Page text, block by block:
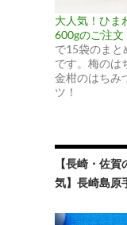
大人気！ひま
600gのご注文
で15袋のまと
です。梅のは
金柑のはちみ
ツ！
【長崎・佐
気】長崎島原